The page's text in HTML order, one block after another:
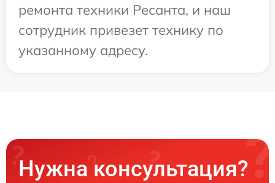
ремонта техники Ресанта, и наш
сотрудник привезет технику по
указанному адресу.
Нужна консультация?